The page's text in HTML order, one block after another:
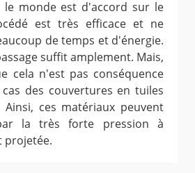
le monde est d'accord sur le
est très efficace et ne
de temps et d'énergie.
suffit amplement. Mais,
cela n'est pas conséquence
des couvertures en tuiles
ces matériaux peuvent
la très forte pression à
projetée.